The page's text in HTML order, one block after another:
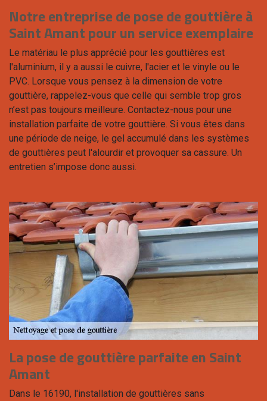
Notre entreprise de pose de gouttière à
Saint Amant pour un service exemplaire
Le matériau le plus apprécié pour les gouttières est
l'aluminium, il y a aussi le cuivre, l'acier et le vinyle ou le
PVC. Lorsque vous pensez à la dimension de votre
gouttière, rappelez-vous que celle qui semble trop gros
n’est pas toujours meilleure. Contactez-nous pour une
installation parfaite de votre gouttière. Si vous êtes dans
une période de neige, le gel accumulé dans les systèmes
de gouttières peut l'alourdir et provoquer sa cassure. Un
entretien s’impose donc aussi.
La pose de gouttière parfaite en Saint
Amant
Dans le 16190, l'installation de gouttières sans